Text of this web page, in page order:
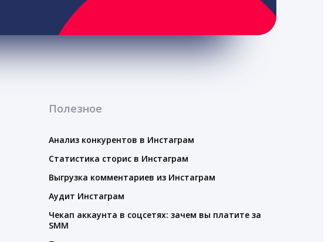
Полезное
Анализ конкурентов в Инстаграм
Статистика сторис в Инстаграм
Выгрузка комментариев из Инстаграм
Аудит Инстаграм
Чекап аккаунта в соцсетях: зачем вы платите за
SMM